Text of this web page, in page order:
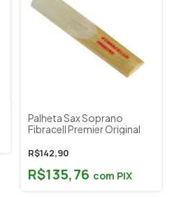
Palheta Sax Soprano
Fibracell Premier Original
R$142,90
R$135,76 com PIX